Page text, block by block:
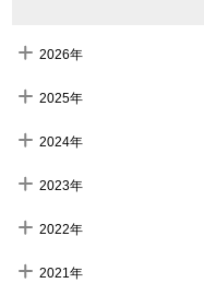
2026年
2025年
2024年
2023年
2022年
2021年